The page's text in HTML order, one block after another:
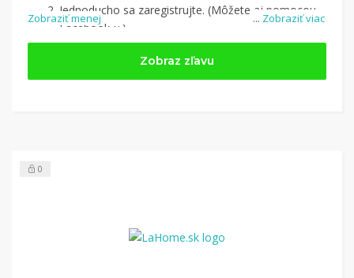
... Zobraziť viac
Jednoducho sa zaregistrujte. (Môžete aj pomocou
Facebook-u.)
Jednoducho sinájdite obchod, pomocou služby
(v ponuke je cca 1 500 obchodov).
Kliknite na tlačidlo „Nakupovať“.(Následne
Zobraziť menej
Zobraz zľavu
0